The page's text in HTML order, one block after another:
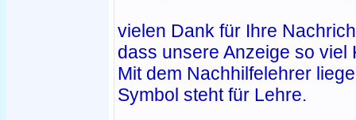
vielen Dank für Ihre
dass unsere Anzeige so
Mit dem Nachhilfelehrer
Symbol steht für Lehre.